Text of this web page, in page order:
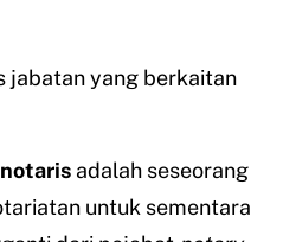
jabatan yang berkaitan
adalah seseorang
untuk sementara